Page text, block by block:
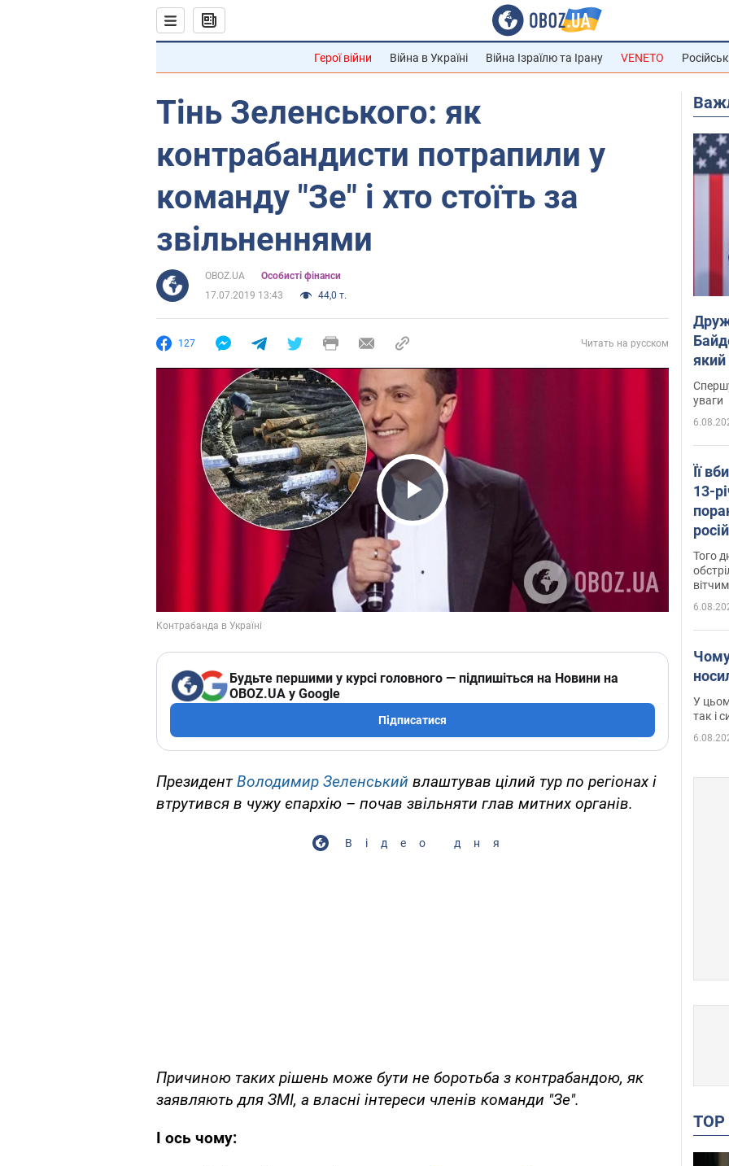
Герої війни Війна в Україні Війна Ізраїлю та Ірану VENETO
Тінь Зеленського: як
контрабандисти потрапили у
команду "Зе" і хто стоїть за
звільненнями
OBOZ.UA
Особисті фінанси
17.07.2019 13:43
44,0 т.
127 Читать на русском
Play Video
Будьте першими у курсі головного — підпишіться на Новини на
OBOZ.UA у Google
Підписатися
ПрезидентВолодимир Зеленський влаштував цілий тур по регіонах і
втрутився в чужу єпархію – почав звільняти глав митних органів.
Відео дня
Причиною таких рішень може бути не боротьба з контрабандою, як
заявляють для ЗМІ, а власні інтереси членів команди "Зе".
І ось чому:
який
уваги
Її
13-
Того
У
так і